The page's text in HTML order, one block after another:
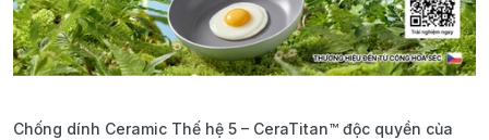
Chống dính Ceramic Thế hệ 5 – CeraTitan™ độc quyền của